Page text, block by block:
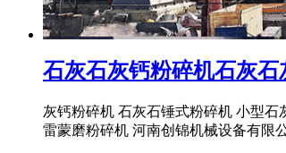
石灰石灰钙粉碎机石灰
灰钙粉碎机 石灰石锤式粉碎机 小型
雷蒙磨粉碎机 河南创锦机械设备有限